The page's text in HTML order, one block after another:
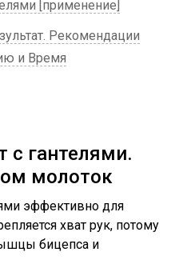
[применение]
Рекомендации
и Время
с гантелями.
молоток
эффективно для
хват рук, потому
бицепса и